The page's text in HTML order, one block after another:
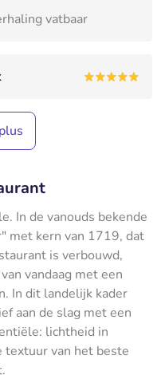
vatbaar
In de vanouds bekende
met kern van 1719, dat
is verbouwd,
vandaag met een
In dit landelijk kader
aan de slag met een
lichtheid in
textuur van het beste